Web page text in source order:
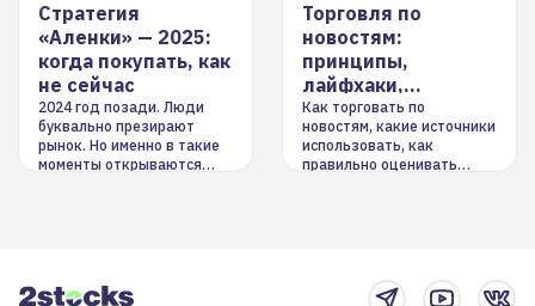
Стратегия
«Аленки» — 2025:
когда покупать, как
не сейчас
2024 год позади. Люди
буквально презирают
рынок. Но именно в такие
моменты открываются
Торговля по
новостям:
принципы,
лайфхаки,
инструменты
Как торговать по
новостям, какие источники
использовать, как
правильно оценивать